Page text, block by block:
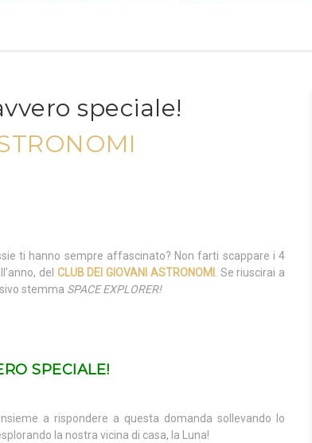
speciale!
ti hanno sempre affascinato? Non farti scappare i 4
del CLUB DEI GIOVANI ASTRONOMI
. Se riuscirai a
stemma SPACE EXPLORER!
SPECIALE!
a rispondere a questa domanda sollevando lo
la nostra vicina di casa, la Luna!